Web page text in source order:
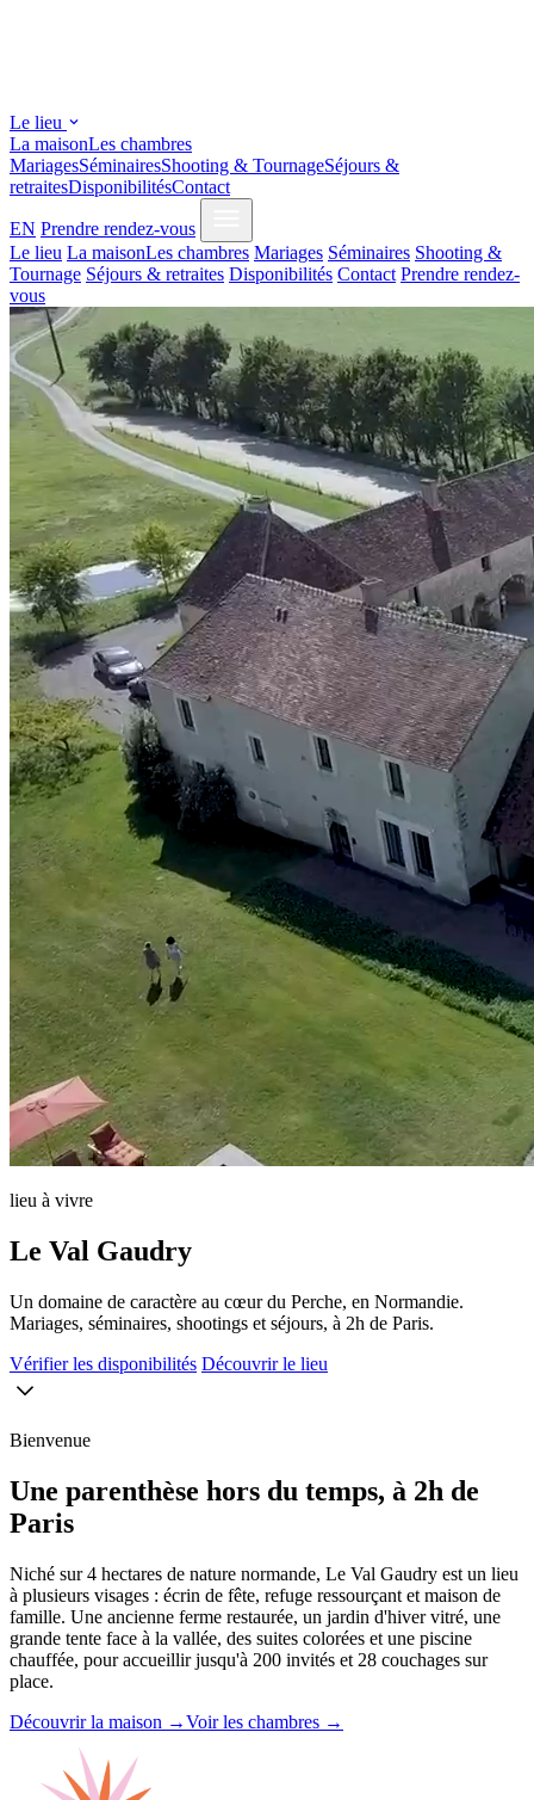
Le lieu
La maisonLes chambres
MariagesSéminairesShooting & TournageSéjours &
retraitesDisponibilitésContact
EN Prendre rendez-vous
Le lieu La maisonLes chambres Mariages Séminaires Shooting &
Tournage Séjours & retraites Disponibilités Contact Prendre rendez-
vous
lieu à vivre
Le Val Gaudry
Un domaine de caractère au cœur du Perche, en Normandie.
Mariages, séminaires, shootings et séjours, à 2h de Paris.
Vérifier les disponibilités Découvrir le lieu
Bienvenue
Une parenthèse hors du temps, à 2h de
Paris
Niché sur 4 hectares de nature normande, Le Val Gaudry est un lieu
à plusieurs visages : écrin de fête, refuge ressourçant et maison de
famille. Une ancienne ferme restaurée, un jardin d'hiver vitré, une
grande tente face à la vallée, des suites colorées et une piscine
chauffée, pour accueillir jusqu'à 200 invités et 28 couchages sur
place.
Découvrir la maison →Voir les chambres →